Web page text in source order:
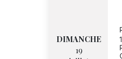
DIMANCHE
19